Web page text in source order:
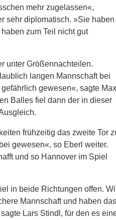
mehr zugelassen«,
sehr diplomatisch. »Sie haben
zum Teil nicht gut
unter Größennachteilen.
langen Mannschaft bei
gewesen«, sagte Max
Balles fiel dann der in dieser
frühzeitig das zweite Tor
gewesen«, so Eberl weiter.
und so Hannover im Spiel
in beide Richtungen offen.
Mannschaft und haben das
Lars Stindl, für den es